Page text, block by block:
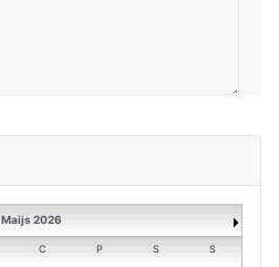
Maijs 2026
C P S S